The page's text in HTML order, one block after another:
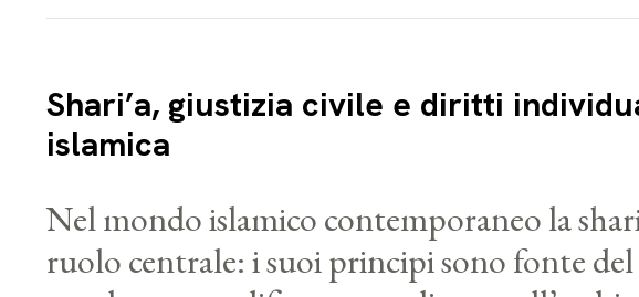
Shari’a, giustizia civile e diritti
islamica
Nel mondo islamico contemporaneo la
ruolo centrale: i suoi principi sono fonte